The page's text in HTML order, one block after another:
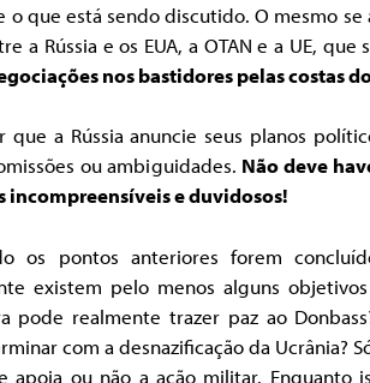
o que está sendo discutido. O mesmo se
a Rússia e os EUA, a OTAN e a UE, que
nos bastidores pelas costas
que a Rússia anuncie seus planos
ou ambiguidades. Não deve
incompreensíveis e duvidosos!
os pontos anteriores forem
existem pelo menos alguns
pode realmente trazer paz ao
com a desnazificação da Ucrânia?
apoia ou não a ação militar. Enquanto